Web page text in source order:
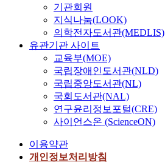
기관회원
지식나눔(LOOK)
의학전자도서관(MEDLIS)
유관기관 사이트
교육부(MOE)
국립장애인도서관(NLD)
국립중앙도서관(NL)
국회도서관(NAL)
연구윤리정보포털(CRE)
사이언스온 (ScienceON)
이용약관
개인정보처리방침